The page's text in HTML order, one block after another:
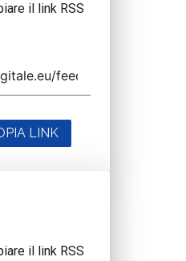
il link RSS
LINK
il link RSS